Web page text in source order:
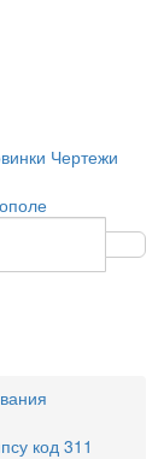
Чертежи
код 311